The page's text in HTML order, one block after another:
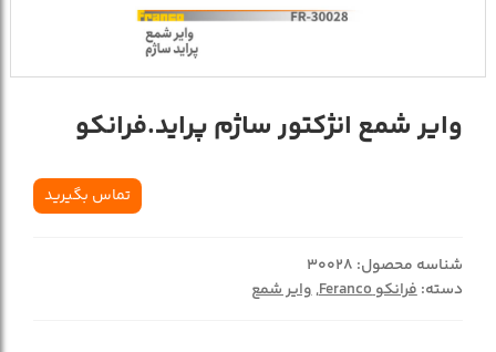
وایر شمع انژکتور ساژم پراید.فرانکو
تماس بگیرید
شناسه محصول: 30028
دسته:فرانکو Feranco ,وایر شمع